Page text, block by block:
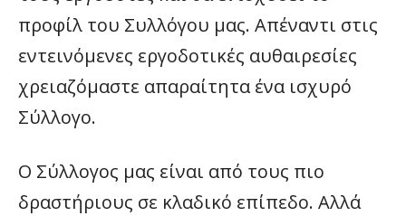
προφίλ του Συλλόγου μας. Απέναντι στις
εντεινόμενες εργοδοτικές αυθαιρεσίες
χρειαζόμαστε απαραίτητα ένα ισχυρό
Σύλλογο.
Ο Σύλλογος μας είναι από τους πιο
δραστήριους σε κλαδικό επίπεδο. Αλλά